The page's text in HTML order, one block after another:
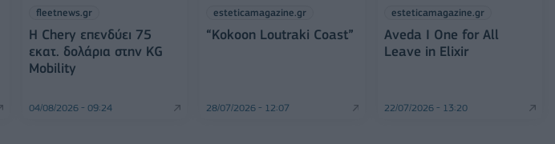
fleetnews.gr
Η Chery επενδύει 75
εκατ. δολάρια στην KG
Mobility
04/08/2026 - 09:24
esteticamagazine.gr
“Kokoon Loutraki Coast”
28/07/2026 - 12:07
esteticamagazine.gr
Aveda I One for All
Leave in Elixir
22/07/2026 - 13:20